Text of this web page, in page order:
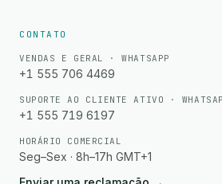
CONTATO
VENDAS E GERAL · WHATSAPP
+1 555 706 4469
SUPORTE AO CLIENTE ATIVO ·
+1 555 719 6197
HORÁRIO COMERCIAL
Seg–Sex · 8h–17h GMT+1